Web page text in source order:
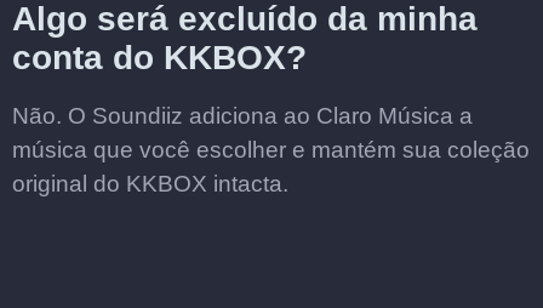
Algo será excluído da minha
conta do KKBOX?
Não. O Soundiiz adiciona ao Claro Música a
música que você escolher e mantém sua coleção
original do KKBOX intacta.